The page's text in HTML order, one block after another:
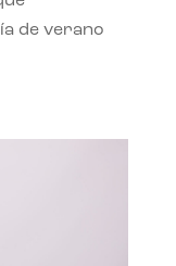
de verano